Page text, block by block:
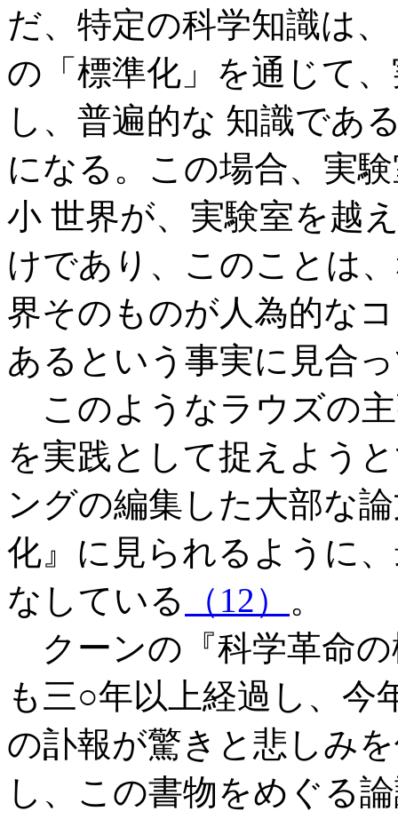
だ、特定の科学知識は
の「標準化」を通じて
し、普遍的な 知識であ
になる。この場合、実
小 世界が、実験室を越
けであり、このことは
界そのものが人為的な
あるという事実に見合
このようなラウズの
を実践として捉えよう
ングの編集した大部な
化』に見られるように
なしている
（12） 。
クーンの『科学革命
も三○年以上経過し、今
の訃報が驚きと悲しみ
し、この書物をめぐる